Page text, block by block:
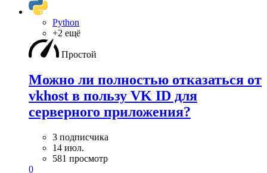
Python
+2 ещё
Простой
Можно ли полностью отказаться от
vkhost в пользу VK ID для
серверного приложения?
3 подписчика
14 июл.
581 просмотр
0